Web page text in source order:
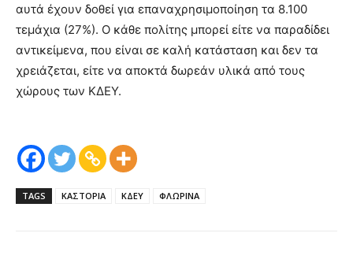
αυτά έχουν δοθεί για επαναχρησιμοποίηση τα 8.100
τεμάχια (27%). Ο κάθε πολίτης μπορεί είτε να παραδίδει
αντικείμενα, που είναι σε καλή κατάσταση και δεν τα
χρειάζεται, είτε να αποκτά δωρεάν υλικά από τους
χώρους των ΚΔΕΥ.
TAGS ΚΑΣΤΟΡΙΑ ΚΔΕΥ ΦΛΩΡΙΝΑ